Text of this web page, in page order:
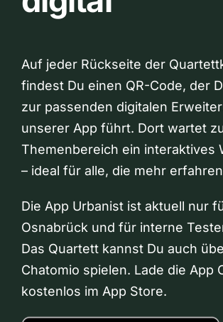
Auf jeder Rückseite der
findest Du einen QR-Code, der
zur passenden digitalen
unserer App führt. Dort wartet
Themenbereich ein interaktives
– ideal für alle, die mehr
Die App Urbanist ist aktuell nur
Osnabrück und für interne
Das Quartett kannst Du auch
Chatomio spielen. Lade die App
kostenlos im App Store.